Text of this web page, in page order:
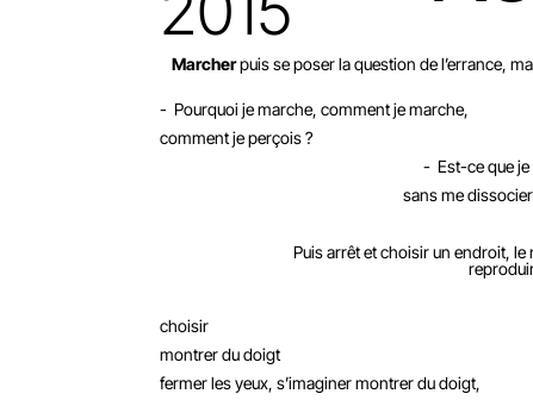
Marcherpuis se poser la question de l’errance,
-Pourquoi je marche, comment je marche,
comment je perçois ?
-Est-ce que
sans me
Puis arrêt et choisir un endroit, le
choisir
montrer du doigt
fermer les yeux, s’imaginer montrer du doigt,